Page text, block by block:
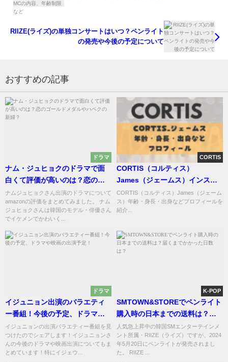
RIIZE(ライズ)の単独コンサートはいつ？ペンライト
の発売や今後の予定について
おすすめの記事
ドラマ
ナム・ジュヒョクのドラマで面
白くて評価が高いのは？恋のゴ
ールドメダルやハベクの新婦？
ナムジュヒョクさん出演のドラマについて
amazonの評価をまとめてみました。 ナム
ジュヒョクさんは韓国のモデル・俳優さん
でイケメンでかわいく...
CORTIS
CORTIS（コルティス）
James（ジェームス）インスタ
などプロフィール
CORTIS（コルティス）James（ジェーム
ス）年齢・身長・出身などプロフィールを
紹介...
ドラマ
イジュニョン出演のバラエティ
ー番組！今後の予定、ドラマや
映画の出演予定！
イジュニョンの出演バラエティー番組を見
つけたのでシェアします！イジュニョンさ
んの今後のドラマや映画出演についてもま
とめています！特にイジェウ...
K-POP
SMTOWN&STOREでペンライト
購入時の日本までの送料は？届
くまでかかった日数は？
人気急上昇中の韓国SMエンターテインメ
ント所属・RIIZE（ライズ）ですが、2024
年5月20日にペンライトが発売されまし
た。 RIIZE ...